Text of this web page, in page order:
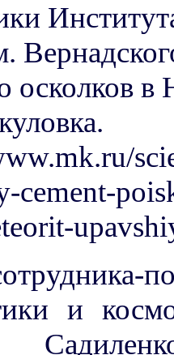
осколков в
cement-
и